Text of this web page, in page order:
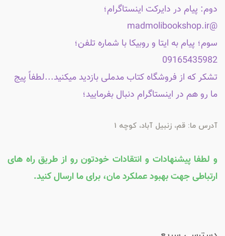
دوم: پیام در دایرکت اینستاگرام؛
@madmolibookshop.ir
سوم؛ پیام به ایتا و روبیکا با شماره تلفن؛
09165435982
تشکر که از فروشگاه کتاب مدملی بازدید میکنید...لطفاً پیج
ما رو هم در اینستاگرام دنبال بفرمایید؛
آدرس ما: قم، زنبیل آباد، کوچه 1
و لطفا پیشنهادات و انتقادات خودتون رو از طریق راه های
ارتباطی جهت بهبود عملکرد مان، برای ما ارسال کنید.